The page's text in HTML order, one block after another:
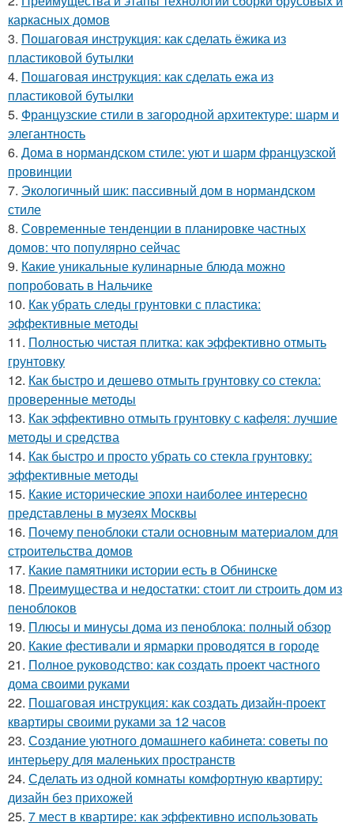
каркасных домов
3. Пошаговая инструкция: как сделать ёжика из
пластиковой бутылки
4. Пошаговая инструкция: как сделать ежа из
пластиковой бутылки
5. Французские стили в загородной архитектуре: шарм и
элегантность
6. Дома в нормандском стиле: уют и шарм французской
провинции
7. Экологичный шик: пассивный дом в нормандском
стиле
8. Современные тенденции в планировке частных
домов: что популярно сейчас
9. Какие уникальные кулинарные блюда можно
попробовать в Нальчике
10. Как убрать следы грунтовки с пластика:
эффективные методы
11. Полностью чистая плитка: как эффективно отмыть
грунтовку
12. Как быстро и дешево отмыть грунтовку со стекла:
проверенные методы
13. Как эффективно отмыть грунтовку с кафеля: лучшие
методы и средства
14. Как быстро и просто убрать со стекла грунтовку:
эффективные методы
15. Какие исторические эпохи наиболее интересно
представлены в музеях Москвы
16. Почему пеноблоки стали основным материалом для
строительства домов
17. Какие памятники истории есть в Обнинске
18. Преимущества и недостатки: стоит ли строить дом из
пеноблоков
19. Плюсы и минусы дома из пеноблока: полный обзор
20. Какие фестивали и ярмарки проводятся в городе
21. Полное руководство: как создать проект частного
дома своими руками
22. Пошаговая инструкция: как создать дизайн-проект
квартиры своими руками за 12 часов
23. Создание уютного домашнего кабинета: советы по
интерьеру для маленьких пространств
24. Сделать из одной комнаты комфортную квартиру:
дизайн без прихожей
25. 7 мест в квартире: как эффективно использовать